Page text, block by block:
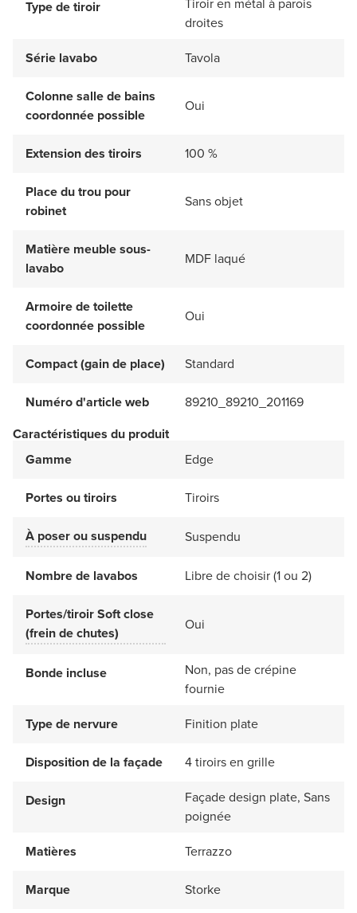
Type de tiroir
Tiroir en métal à parois
droites
Série lavabo
Tavola
Colonne salle de bains
coordonnée possible
Oui
Extension des tiroirs 100 %
Place du trou pour
robinet
Sans objet
Matière meuble sous-
lavabo
MDF laqué
Armoire de toilette
coordonnée possible
Oui
Compact (gain de place) Standard
Numéro d'article web
89210_89210_201169
Caractéristiques du produit
Gamme
Edge
Portes ou tiroirs Tiroirs
À poser ou suspendu Suspendu
Nombre de lavabos Libre de choisir (1 ou 2)
Portes/tiroir Soft close
(frein de chutes)
Oui
Bonde incluse
Non, pas de crépine
fournie
Type de nervure
Finition plate
Disposition de la façade 4 tiroirs en grille
Design
Façade design plate, Sans
poignée
Matières
Terrazzo
Marque Storke